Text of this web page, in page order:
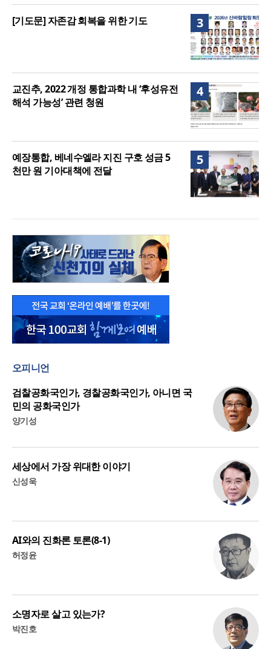
3
[기도문] 자존감 회복을 위한 기도
4
교진추, 2022 개정 통합과학 내 ‘후성유전
해석 가능성’ 관련 청원
5
예장통합, 베네수엘라 지진 구호 성금 5
천만 원 기아대책에 전달
오피니언
검찰공화국인가, 경찰공화국인가, 아니면 국
민의 공화국인가
양기성
세상에서 가장 위대한 이야기
신성욱
AI와의 진화론 토론(8-1)
허정윤
소명자로 살고 있는가?
박진호